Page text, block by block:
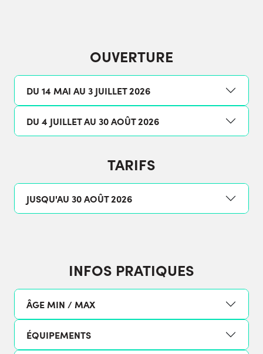
OUVERTURE
DU 14 MAI AU 3 JUILLET 2026
DU 4 JUILLET AU 30 AOÛT 2026
TARIFS
JUSQU'AU 30 AOÛT 2026
INFOS PRATIQUES
ÂGE MIN / MAX
ÉQUIPEMENTS